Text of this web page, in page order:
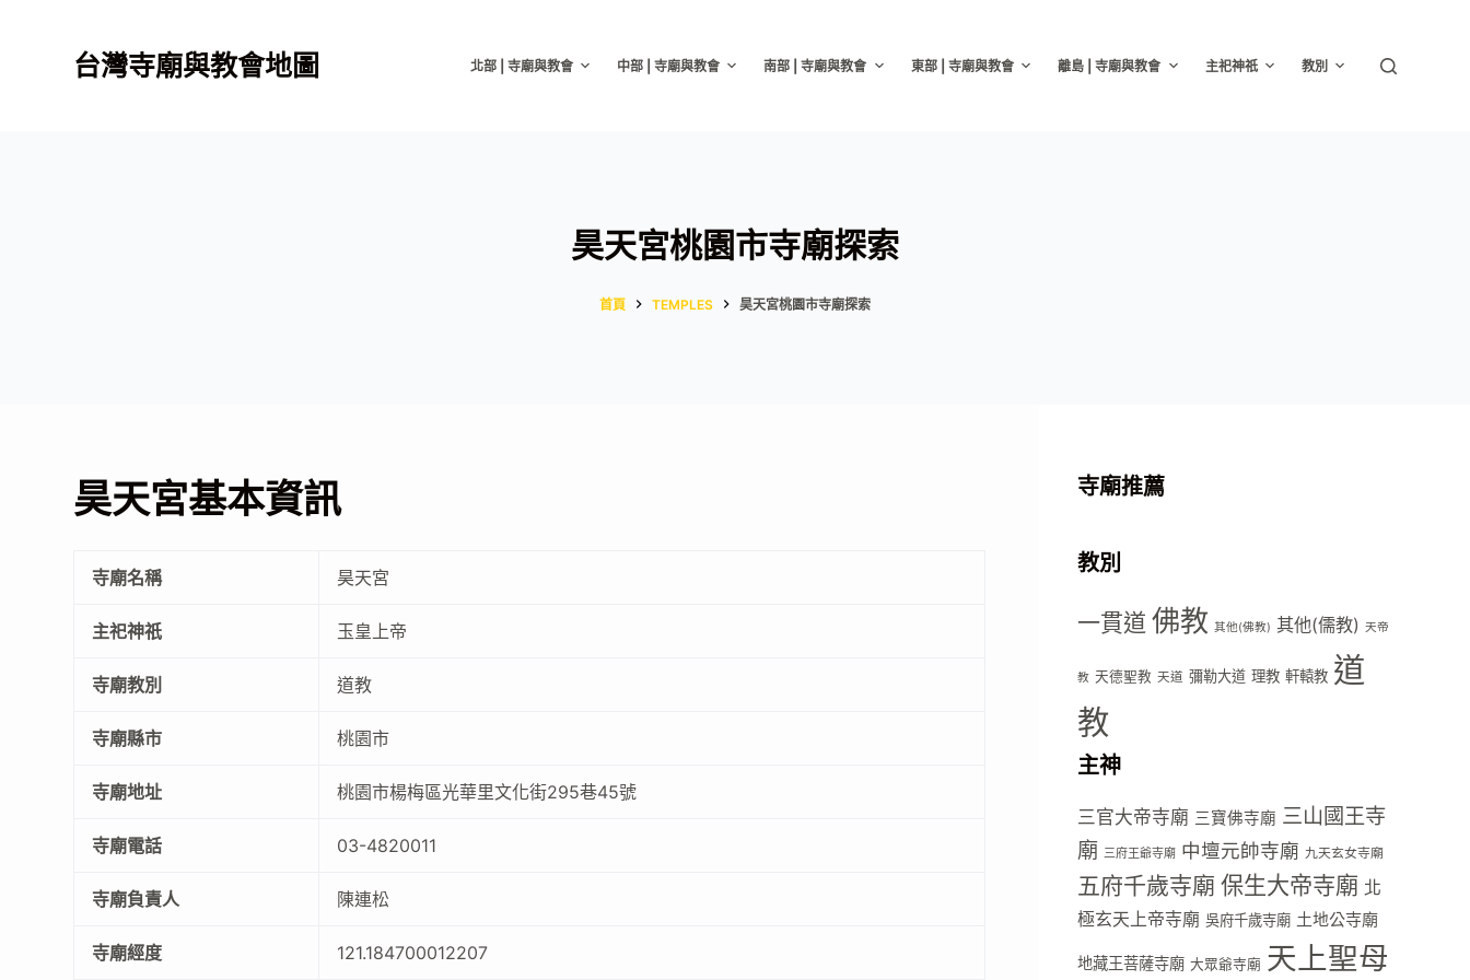
台灣寺廟與教會地圖 北部 | 寺廟與教會 中部 | 寺廟與教會 南部 | 寺廟與教會 東部 | 寺廟與教會 離島 | 寺廟與教會 主祀神祇 教別
昊天宮桃園市寺廟探索
首頁 TEMPLES 昊天宮桃園市寺廟探索
昊天宮基本資訊
寺廟名稱 昊天宮
主祀神祇 玉皇上帝
寺廟教別 道教
寺廟縣市 桃園市
寺廟地址 桃園市楊梅區光華里文化街295巷45號
寺廟電話 03-4820011
寺廟負責人 陳連松
寺廟經度 121.184700012207
寺廟推薦
教別
一貫道 佛教 其他(佛教) 其他(儒教) 天帝
教 天德聖教 天道 彌勒大道 理教 軒轅教 道
教
主神
三官大帝寺廟 三寶佛寺廟 三山國王寺
廟 三府王爺寺廟 中壇元帥寺廟 九天玄女寺廟
五府千歲寺廟 保生大帝寺廟 北
極玄天上帝寺廟 吳府千歲寺廟 土地公寺廟
地藏王菩薩寺廟 大眾爺寺廟 天上聖母